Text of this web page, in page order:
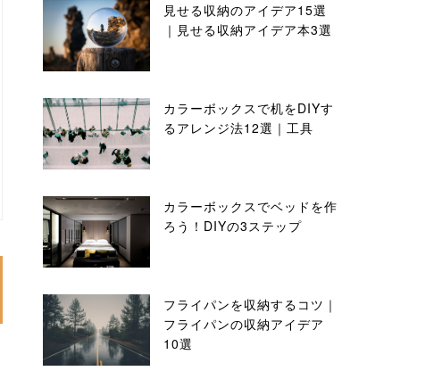
見せる収納のアイデア15選
｜見せる収納アイデア本3選
カラーボックスで机をDIYす
るアレンジ法12選｜工具
カラーボックスでベッドを作
ろう！DIYの3ステップ
フライパンを収納するコツ｜
フライパンの収納アイデア
10選